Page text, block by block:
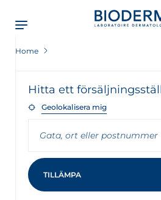
main
content
Home
Hitta ett
Geolokalisera mig
TILLÄMPA